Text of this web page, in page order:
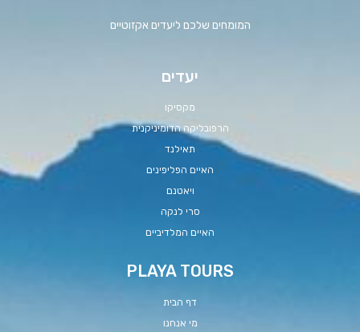
המומחים שלכם ליעדים אקזוטיים
יעדים
מקסיקו
הרפובליקה הדומיניקנית
תאילנד
האיים הפליפינים
ויאטנם
סרי לנקה
האיים המלדיביים
PLAYA TOURS
דף הבית
מי אנחנו